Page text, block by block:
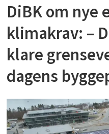
DiBK om nye
klimakrav: –
klare
dagens